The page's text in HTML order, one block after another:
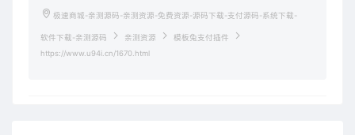
极速商城-亲测源码-亲测资源-免费资源-源码下载-支付源码-系统下载-
软件下载-亲测源码 亲测资源
模板兔支付插件
https://www.u94i.cn/1670.html